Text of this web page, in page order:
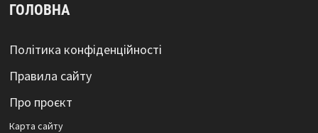
ГОЛОВНА
Політика конфіденційності
Правила сайту
Про проєкт
Карта сайтy